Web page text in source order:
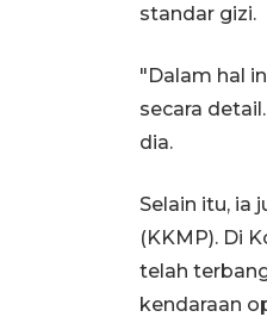
standar gizi.
"Dalam hal
secara
dia.
Selain itu, ia
(KKMP). Di
telah
kendaraan